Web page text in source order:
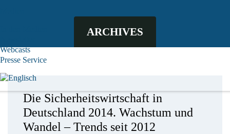
Webcasts
Presse Service
ARCHIVES
Die Sicherheitswirtschaft in
Deutschland 2014. Wachstum und
Wandel – Trends seit 2012